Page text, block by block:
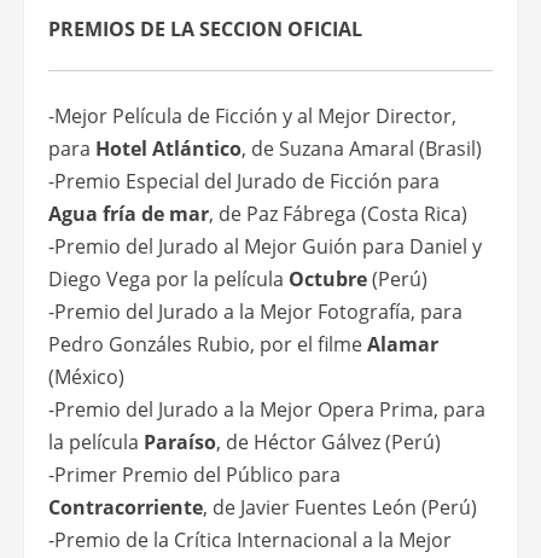
PREMIOS DE LA SECCION OFICIAL
-Mejor Película de Ficción y al Mejor Director,
para Hotel Atlántico, de Suzana Amaral (Brasil)
-Premio Especial del Jurado de Ficción para
Agua fría de mar, de Paz Fábrega (Costa Rica)
-Premio del Jurado al Mejor Guión para Daniel y
Diego Vega por la película Octubre(Perú)
-Premio del Jurado a la Mejor Fotografía, para
Pedro Gonzáles Rubio, por el filmeAlamar
(México)
-Premio del Jurado a la Mejor Opera Prima, para
la película Paraíso, de Héctor Gálvez (Perú)
-Primer Premio del Público para
Contracorriente, de Javier Fuentes León (Perú)
-Premio de la Crítica Internacional a la Mejor